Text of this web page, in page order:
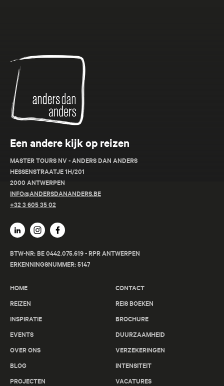
Anders
dan
Anders
Een andere kijk op reizen
MASTER TOURS NV - ANDERS DAN ANDERS
HESSENSTRAATJE 1H/201
2000 ANTWERPEN
INFO@ANDERSDANANDERS.BE
+32 3 605 35 02
BTW-NR: BE 0442.075.619 - RPR ANTWERPEN
ERKENNINGSNUMMER: 5147
HOME
REIZEN
INSPIRATIE
EVENTS
OVER ONS
BLOG
PROJECTEN
CONTACT
REIS BOEKEN
BROCHURE
DUURZAAMHEID
VERZEKERINGEN
INTENSITEIT
VACATURES